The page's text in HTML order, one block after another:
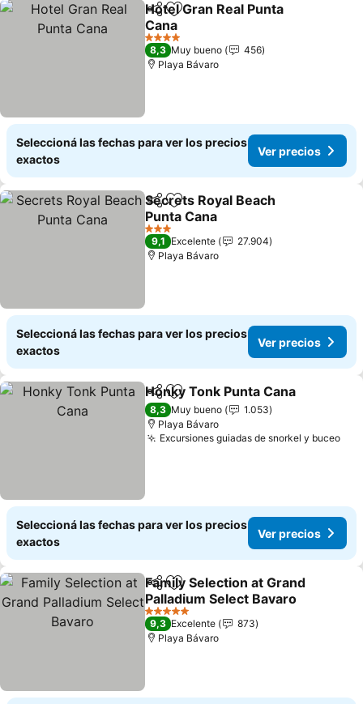
CompartirAñadir a favoritos
Hotel Gran Real Punta
Cana
4 Estrellas
8,3 Muy bueno
456
Playa Bávaro
Seleccioná las fechas para ver los precios
exactos
Ver precios
CompartirAñadir a favoritos
Secrets Royal Beach
Punta Cana
3 Estrellas
9,1 Excelente
27.904
Playa Bávaro
Seleccioná las fechas para ver los precios
exactos
Ver precios
CompartirAñadir a favoritos
Honky Tonk Punta Cana
8,3 Muy bueno
1.053
Playa Bávaro
Excursiones guiadas de snorkel y buceo
Seleccioná las fechas para ver los precios
exactos
Ver precios
CompartirAñadir a favoritos
Family Selection at Grand
Palladium Select Bavaro
5 Estrellas
9,3 Excelente
873
Playa Bávaro